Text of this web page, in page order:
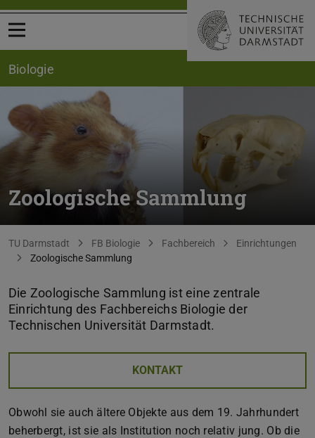
Menü öffnen
Biologie
Zoologische Sammlung
Sie befinden sich hier:
TU Darmstadt FB Biologie Fachbereich
Einrichtungen
Zoologische Sammlung
Die Zoologische Sammlung ist eine zentrale
Einrichtung des Fachbereichs Biologie der
Technischen Universität Darmstadt.
KONTAKT
Obwohl sie auch ältere Objekte aus dem 19. Jahrhundert
beherbergt, ist sie als Institution noch relativ jung. Ob die